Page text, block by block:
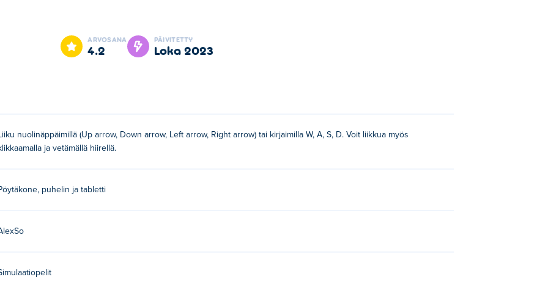
on rakennettava kukoistava keskiaikainen kaupunki. Aloitat metsässä vain kirveelläsi. Hakkaamalla
muuttavat vehnästä jauhoiksi ja luovat muita esineitä, joita voit myydä vieraileville matkailijoille.
kuten puhelimilla ja tableteilla.
ARVOSANA
4.2
PÄIVITETTY
loka 2023
nuolinäppäimillä (Up arrow, Down arrow, Left arrow, Right arrow) tai kirjaimilla W, A, S, D. Voit liikkua myös
ja vetämällä hiirellä.
puhelin ja tabletti